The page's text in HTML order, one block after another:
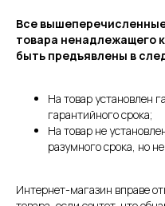
Все
товара ненадлежащего
быть предъявлены в
На товар установлен
гарантийного срока;
На товар не
разумного срока, но
Интернет-магазин вправе